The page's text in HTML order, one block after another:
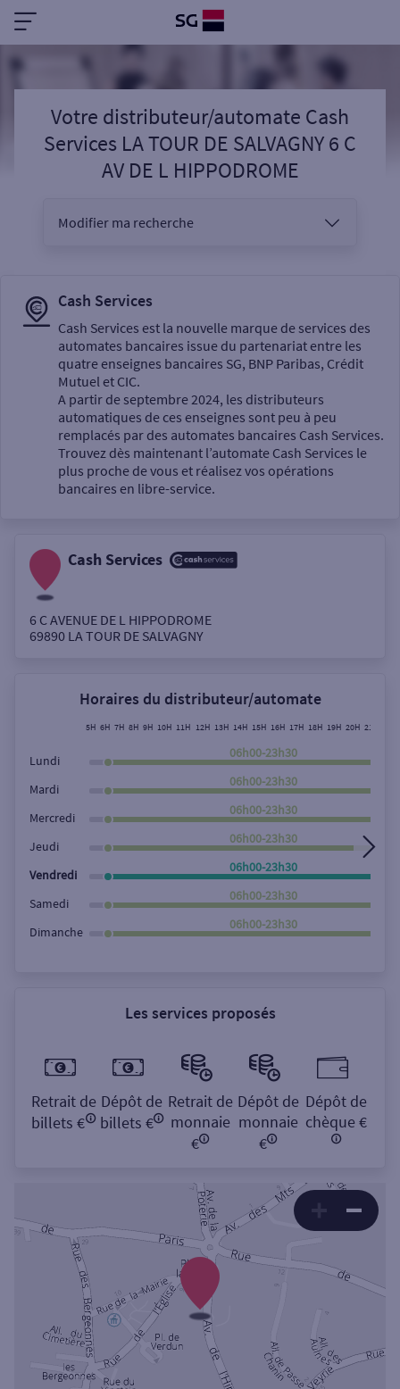
Votre distributeur/automate Cash
Services LA TOUR DE SALVAGNY 6 C
AV DE L HIPPODROME
Modifier ma recherche
Sélectionnez votre recherche
Un service
Autour de moi
Rue
Rechercher
Cash Services
Cash Services est la nouvelle marque de services des
automates bancaires issue du partenariat entre les
quatre enseignes bancaires SG, BNP Paribas, Crédit
Mutuel et CIC.
A partir de septembre 2024, les distributeurs
automatiques de ces enseignes sont peu à peu
remplacés par des automates bancaires Cash Services.
Trouvez dès maintenant l’automate Cash Services le
plus proche de vous et réalisez vos opérations
bancaires en libre-service.
Cash Services
6 C AVENUE DE L HIPPODROME
69890 LA TOUR DE SALVAGNY
Horaires du distributeur/automate
5H 6H 7H 8H 9H 10H 11H 12H 13H 14H 15H 16H 17H 18H 19H 20H 21H
Lundi
06h00-23h30
Mardi
06h00-23h30
Mercredi
06h00-23h30
Jeudi
06h00-23h30
Vendredi
06h00-23h30
Samedi
06h00-23h30
Dimanche
06h00-23h30
Les services proposés
Retrait de
billets €
Dépôt de
billets €
Retrait de
monnaie
€
Dépôt de
monnaie
€
Dépôt de
chèque €